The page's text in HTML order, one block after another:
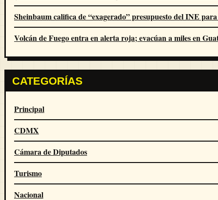
Sheinbaum califica de “exagerado” presupuesto del INE
Volcán de Fuego entra en alerta roja; evacúan a miles en
CATEGORÍAS
Principal
CDMX
Cámara de Diputados
Turismo
Nacional